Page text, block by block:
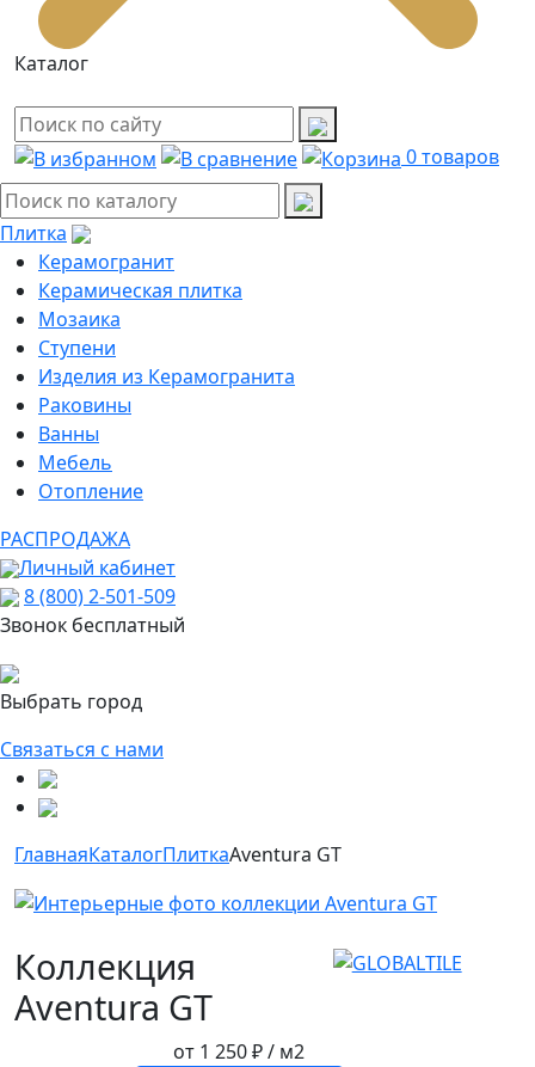
Каталог
0товаров
Плитка
Керамогранит
Керамическая плитка
Мозаика
Ступени
Изделия из Керамогранита
Раковины
Ванны
Мебель
Отопление
РАСПРОДАЖА
Личный кабинет
8 (800) 2-501-509
Звонок бесплатный
Выбрать город
Связаться с нами
ГлавнаяКаталогПлиткаAventura GT
Коллекция
Aventura GT
от 1 250 ₽/ м2